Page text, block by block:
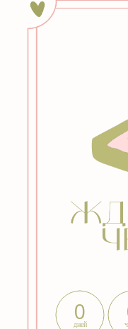
0
дней